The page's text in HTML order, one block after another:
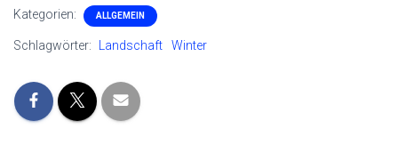
Kategorien: ALLGEMEIN
Schlagwörter: Landschaft Winter